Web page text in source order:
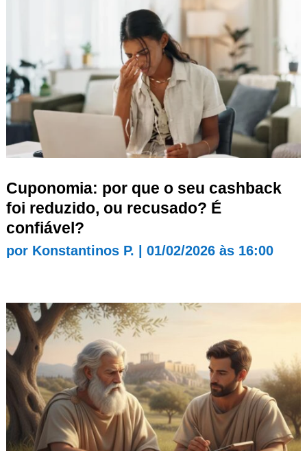
Cuponomia: por que o seu cashback
foi reduzido, ou recusado? É
confiável?
por Konstantinos P. | 01/02/2026 às 16:00